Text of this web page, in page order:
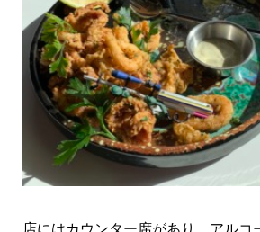
店にはカウンター席があり、アルコ